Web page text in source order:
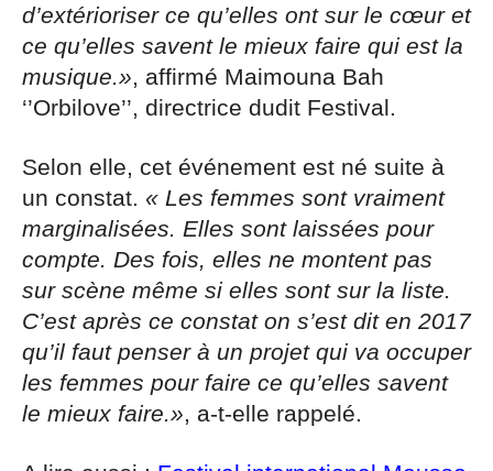
d’extérioriser ce qu’elles ont sur le cœur et
ce qu’elles savent le mieux faire qui est la
musique.», affirmé Maimouna Bah
‘’Orbilove’’, directrice dudit Festival.
Selon elle, cet événement est né suite à
un constat. « Les femmes sont vraiment
marginalisées. Elles sont laissées pour
compte. Des fois, elles ne montent pas
sur scène même si elles sont sur la liste.
C’est après ce constat on s’est dit en 2017
qu’il faut penser à un projet qui va occuper
les femmes pour faire ce qu’elles savent
le mieux faire.», a-t-elle rappelé.